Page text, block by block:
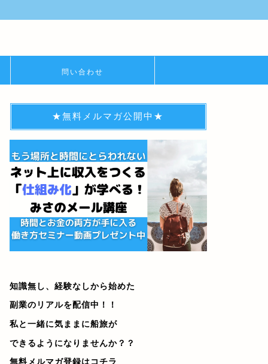
問い合わせ
★無料メルマガ公開中★
知識無し、経験なしから始めた
副業のリアルを配信中！！
私と一緒に気ままに船旅が
できるようになりませんか？？
無料メルマガ登録はコチラ